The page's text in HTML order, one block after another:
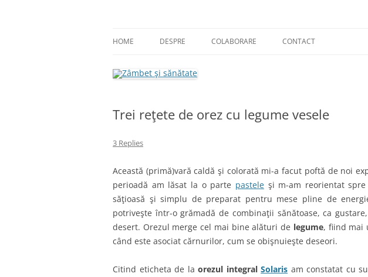
HOME DESPRE COLABORARE CONTACT
Trei reţete de orez cu legume vesele
3 Replies
Această (primă)vară caldă şi colorată mi-a facut poftă de noi
perioadă am lăsat la o parte pasteleşi m-am reorientat
săţioasă şi simplu de preparat pentru mese pline de
potriveşte într-o grămadă de combinaţii sănătoase, ca
desert. Orezul merge cel mai bine alături de legume, fiind mai
când este asociat cărnurilor, cum se obişnuieşte deseori.
Citind eticheta de laorezul integralSolaris am constatat cu